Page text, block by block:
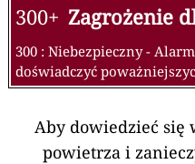
300+ Zagrożenie
300 : Niebezpieczny -
doświadczyć
Aby dowiedzieć się
powietrza i